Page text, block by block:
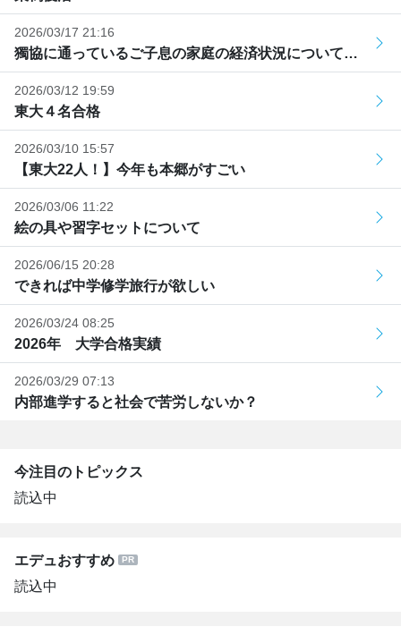
2026/03/17 21:16
獨協に通っているご子息の家庭の経済状況について…
2026/03/12 19:59
東大４名合格
2026/03/10 15:57
【東大22人！】今年も本郷がすごい
2026/03/06 11:22
絵の具や習字セットについて
2026/06/15 20:28
できれば中学修学旅行が欲しい
2026/03/24 08:25
2026年 大学合格実績
2026/03/29 07:13
内部進学すると社会で苦労しないか？
今注目のトピックス
読込中
エデュおすすめ
読込中